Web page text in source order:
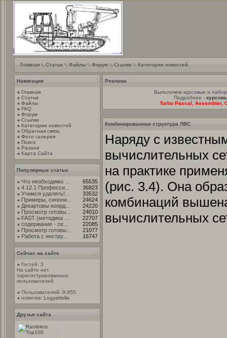
Главная Статьи Файлы Форум Ссылки Категории новостей
Навигация
Главная
Статьи
Файлы
FAQ
Форум
Ссылки
Категории новостей
Обратная связь
Фото галерея
Поиск
Разное
Карта Сайта
Популярные статьи
Что необходимо ...
65535
4.12.1 Професси...
36823
Учимся удалять!...
33532
Примеры, синони...
24624
Декартовы коорд...
24220
Просмотр готовы...
24010
FAST (методика ...
22707
содержание - се...
22085
Просмотр готовы...
21077
Работа с инстру...
16747
Сейчас на сайте
Гостей: 3
На сайте нет
зарегистрированных
пользователей
Пользователей: 9,955
новичок: Logyattella
Друзья сайта
Реклама
Выполняем курсовые и
Подробнее -
Turbo Pascal, Assembler,
Комбинированная структура ЛВС
Наряду с
вычислительных
на практике
(рис. 3.4). Она
комбинаций
вычислительных